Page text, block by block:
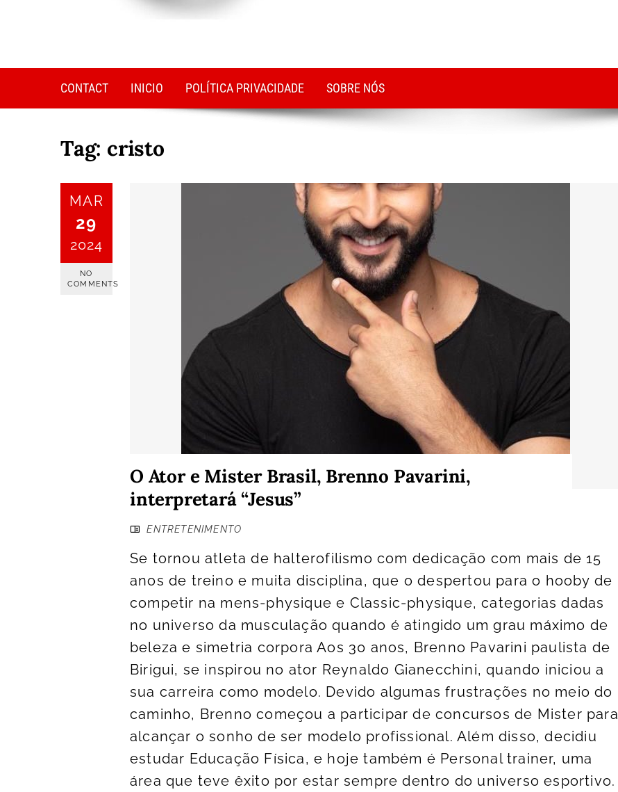
CONTACT INICIO POLÍTICA PRIVACIDADE SOBRE NÓS
Tag: cristo
MAR
29
2024
NO
COMMENTS
O Ator e Mister Brasil, Brenno Pavarini,
interpretará “Jesus”
ENTRETENIMENTO
Se tornou atleta de halterofilismo com dedicação com mais de 15
anos de treino e muita disciplina, que o despertou para o hooby de
competir na mens-physique e Classic-physique, categorias dadas
no universo da musculação quando é atingido um grau máximo de
beleza e simetria corpora Aos 30 anos, Brenno Pavarini paulista de
Birigui, se inspirou no ator Reynaldo Gianecchini, quando iniciou a
sua carreira como modelo. Devido algumas frustrações no meio do
caminho, Brenno começou a participar de concursos de Mister para
alcançar o sonho de ser modelo profissional. Além disso, decidiu
estudar Educação Física, e hoje também é Personal trainer, uma
área que teve êxito por estar sempre dentro do universo esportivo.